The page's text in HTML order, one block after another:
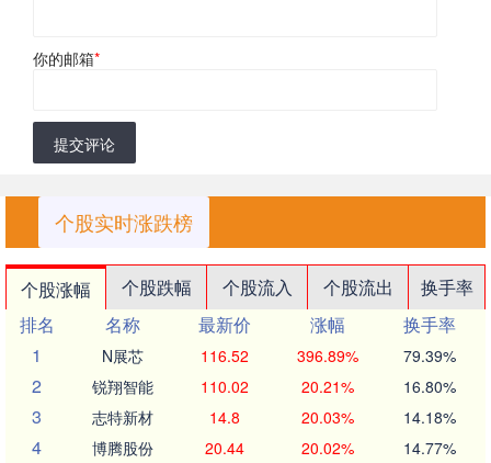
你的邮箱*
提交评论
个股实时涨跌榜
个股涨幅 个股跌幅 个股流入 个股流出
换手率
排名
名称 最新价 涨幅
换手率
1
N展芯 116.52 396.89% 79.39%
2 锐翔智能 110.02 20.21% 16.80%
3 志特新材 14.8 20.03% 14.18%
4 博腾股份 20.44 20.02% 14.77%